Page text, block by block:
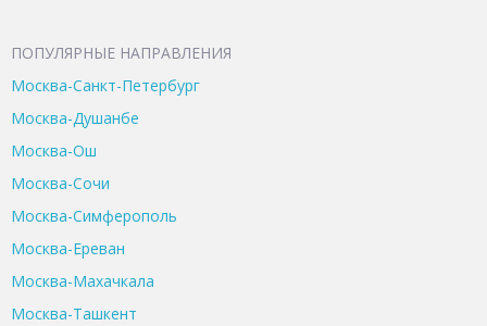
ПОПУЛЯРНЫЕ НАПРАВЛЕНИЯ
Москва-Санкт-Петербург
Москва-Душанбе
Москва-Ош
Москва-Сочи
Москва-Симферополь
Москва-Ереван
Москва-Махачкала
Москва-Ташкент